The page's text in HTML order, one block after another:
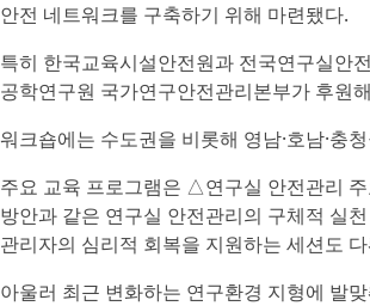
안전 네트워크를 구축하기 위해 마련됐다.
특히 한국교육시설안전원과 전국연구실안
공학연구원 국가연구안전관리본부가 후원
워크숍에는 수도권을 비롯해 영남·호남·충
주요 교육 프로그램은 △연구실 안전관리
방안과 같은 연구실 안전관리의 구체적 실
관리자의 심리적 회복을 지원하는 세션도
아울러 최근 변화하는 연구환경 지형에 발